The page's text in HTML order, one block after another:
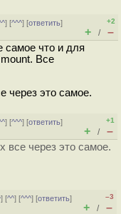
] [^^^] [ответить]
+2
+ / –
самое что и для
Все
через это самое.
] [^^^] [ответить]
+1
+ / –
все через это самое.
] [^^] [^^^] [ответить]
–3
+ / –